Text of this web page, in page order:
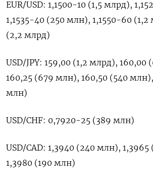
EUR/USD: ‌1,1500-10 (1,5 млрд),
1,1535-40 (250 млн), ‌1,1550-60 (1,2
(2,2 млрд)
USD/JPY: 159,00 (1,2 ‌млрд),
160,25 (679 млн), 160,50 (540 ​млн),
‌млн)
USD/CHF: 0,7920-25 (389 млн)
USD/CAD: ​1,3940 (240 млн), 1,3965
1,3980 (190 млн)